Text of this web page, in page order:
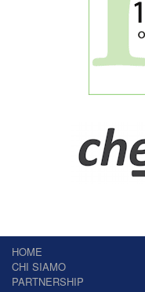
HOME
CHI SIAMO
PARTNERSHIP